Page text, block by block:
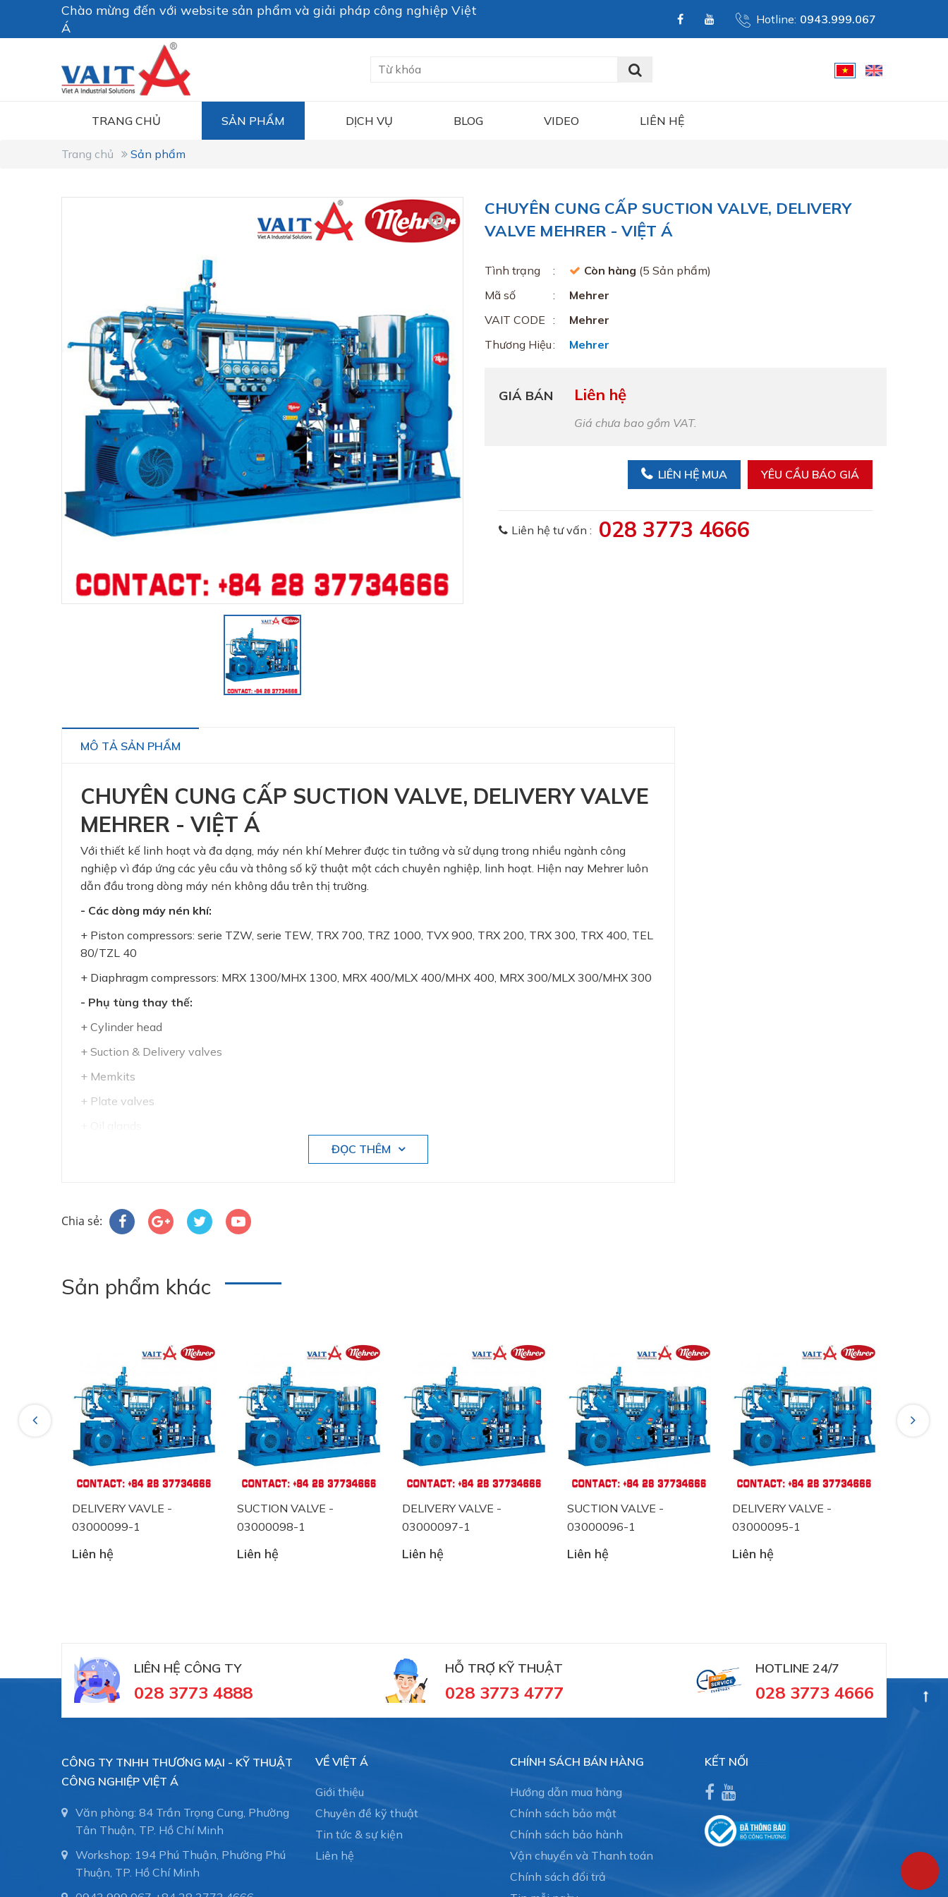
Chào mừng đến với website sản phẩm và giải pháp công nghiệp Việt
Á
Hotline: 0943.999.067
TRANG CHỦ SẢN PHẨM DỊCH VỤ BLOG VIDEO LIÊN HỆ
Trang chủ Sản phẩm
CHUYÊN CUNG CẤP SUCTION VALVE, DELIVERY
VALVE MEHRER - VIỆT Á
Tình trạng Còn hàng (5 Sản phẩm)
Mã số
Mehrer
VAIT CODE
Mehrer
Thương Hiệu
Mehrer
GIÁ BÁN Liên hệ
Giá chưa bao gồm VAT.
LIÊN HỆ MUA YÊU CẦU BÁO GIÁ
Liên hệ tư vấn : 028 3773 4666
MÔ TẢ SẢN PHẨM
CHUYÊN CUNG CẤP SUCTION VALVE, DELIVERY VALVE
MEHRER - VIỆT Á
Với thiết kế linh hoạt và đa dạng, máy nén khí Mehrer được tin tưởng và sử dụng trong nhiều ngành công
nghiệp vì đáp ứng các yêu cầu và thông số kỹ thuật một cách chuyên nghiệp, linh hoạt. Hiện nay Mehrer luôn
dẫn đầu trong dòng máy nén không dầu trên thị trường.
- Các dòng máy nén khí:
+ Piston compressors: serie TZW, serie TEW, TRX 700, TRZ 1000, TVX 900, TRX 200, TRX 300, TRX 400, TEL
80/TZL 40
+ Diaphragm compressors: MRX 1300/MHX 1300, MRX 400/MLX 400/MHX 400, MRX 300/MLX 300/MHX 300
- Phụ tùng thay thế:
+ Cylinder head
+ Suction & Delivery valves
+ Memkits
+ Plate valves
móc công nghiệp. Chúng tôi là nhà sản xuất hàng đầu thế giới về máy nén pittông và màng ngăn không dầu.
Mehrer luôn hướng đến giải pháp đến từng nhu cầu đặc biệt của khách hàng
Việt Á chuyên cung cấp, nhập khẩu Suction Valve,
Delivery Valve Mehrer tại Việt Nam
MEHR00000067
03000094-1
replacement for articles no. 03000094, 03000048 and
03000050
**Dùng cho máy TZW50, TZW60
MEHR00000225
replacement for articles no. 03000081 + 03000096
ĐỌC THÊM
Chia sẻ:
Sản phẩm khác
Previous
DELIVERY VAVLE -
03000099-1
Liên hệ
SUCTION VALVE -
03000098-1
Liên hệ
DELIVERY VALVE -
03000097-1
Liên hệ
SUCTION VALVE -
03000096-1
Liên hệ
DELIVERY VALVE -
03000095-1
Liên hệ
Next
LIÊN HỆ CÔNG TY
028 3773 4888
HỖ TRỢ KỸ THUẬT
028 3773 4777
HOTLINE 24/7
028 3773 4666
CÔNG TY TNHH THƯƠNG MẠI - KỸ THUẬT
CÔNG NGHIỆP VIỆT Á
Văn phòng: 84 Trần Trọng Cung, Phường
Tân Thuận, TP. Hồ Chí Minh
Workshop: 194 Phú Thuận, Phường Phú
Thuận, TP. Hồ Chí Minh
VỀ VIỆT Á
Giới thiệu
Chuyên đề kỹ thuật
Tin tức & sự kiện
Liên hệ
CHÍNH SÁCH BÁN HÀNG
Hướng dẫn mua hàng
Chính sách bảo mật
Chính sách bảo hành
Vận chuyển và Thanh toán
Chính sách đổi trả
KẾT NỐI